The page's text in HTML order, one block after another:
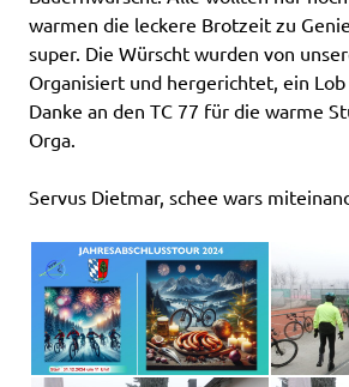
warmen die leckere Brotzeit zu
super. Die Würscht wurden von
Organisiert und hergerichtet, ein Lob
Danke an den TC 77 für die warme
Orga.
Servus Dietmar, schee wars